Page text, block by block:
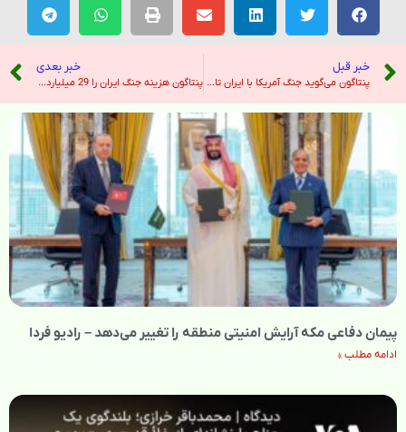
خبر قبل
پنتاگون می‌گوید جنگ آمریکا با ایران تاکنون ۲۹ میلیارد دلار هزینه داشته است – رادیو فردا
خبر بعدی
پنتاگون هزینه جنگ ایران را 29 میلیارد دلار اعلام کرد زیرا هگزت از بودجه خود منحرف می شود – نیویورک تایمز
پیمان دفاعی مکه آرایش امنیتی منطقه را تغییر می‌دهد – رادیو فردا
ادامه مطلب »